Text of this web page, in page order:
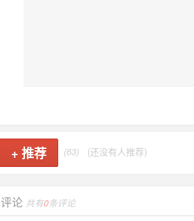
+ 推荐 (63) (还没有人推荐)
评论 共有0条评论